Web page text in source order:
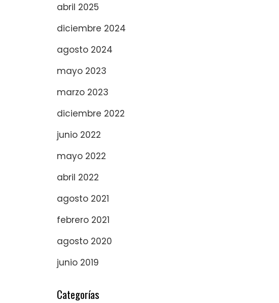
abril 2025
diciembre 2024
agosto 2024
mayo 2023
marzo 2023
diciembre 2022
junio 2022
mayo 2022
abril 2022
agosto 2021
febrero 2021
agosto 2020
junio 2019
Categorías